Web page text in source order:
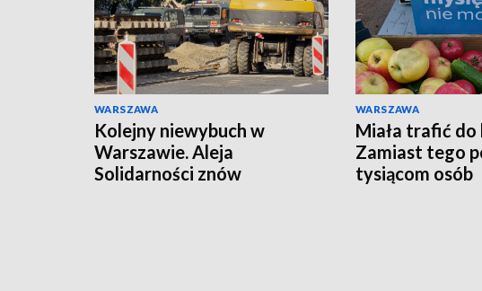
WARSZAWA
Kolejny niewybuch w
Warszawie. Aleja
Solidarności znów
WARSZAWA
Miała trafić do
Zamiast tego
tysiącom osób